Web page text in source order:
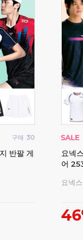
구매 100
화 SHB-
아펙
민턴
2026